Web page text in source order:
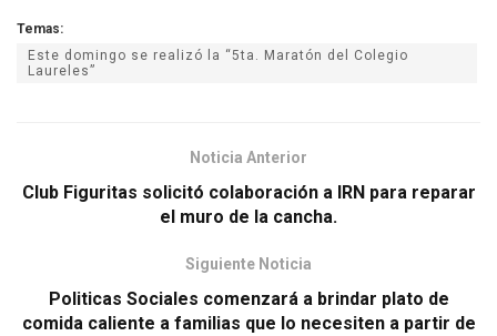
Temas:
Este domingo se realizó la “5ta. Maratón del Colegio
Laureles”
Noticia Anterior
Club Figuritas solicitó colaboración a IRN para reparar
el muro de la cancha.
Siguiente Noticia
Politicas Sociales comenzará a brindar plato de
comida caliente a familias que lo necesiten a partir de